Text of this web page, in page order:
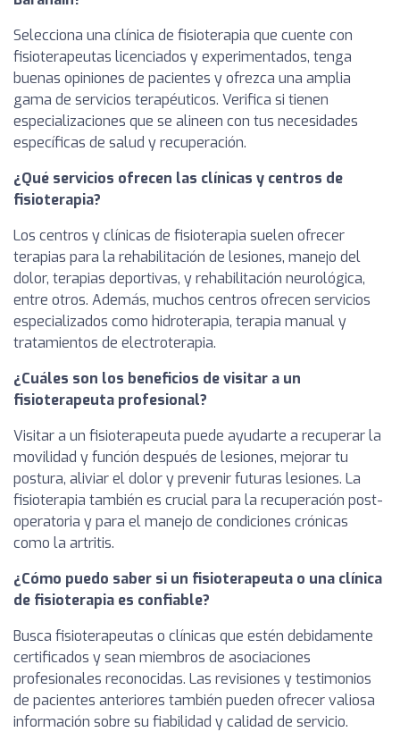
Selecciona una clínica de fisioterapia que cuente con
fisioterapeutas licenciados y experimentados, tenga
buenas opiniones de pacientes y ofrezca una amplia
gama de servicios terapéuticos. Verifica si tienen
especializaciones que se alineen con tus necesidades
específicas de salud y recuperación.
¿Qué servicios ofrecen las clínicas y centros de
fisioterapia?
Los centros y clínicas de fisioterapia suelen ofrecer
terapias para la rehabilitación de lesiones, manejo del
dolor, terapias deportivas, y rehabilitación neurológica,
entre otros. Además, muchos centros ofrecen servicios
especializados como hidroterapia, terapia manual y
tratamientos de electroterapia.
¿Cuáles son los beneficios de visitar a un
fisioterapeuta profesional?
Visitar a un fisioterapeuta puede ayudarte a recuperar la
movilidad y función después de lesiones, mejorar tu
postura, aliviar el dolor y prevenir futuras lesiones. La
fisioterapia también es crucial para la recuperación post-
operatoria y para el manejo de condiciones crónicas
como la artritis.
¿Cómo puedo saber si un fisioterapeuta o una clínica
de fisioterapia es confiable?
Busca fisioterapeutas o clínicas que estén debidamente
certificados y sean miembros de asociaciones
profesionales reconocidas. Las revisiones y testimonios
de pacientes anteriores también pueden ofrecer valiosa
información sobre su fiabilidad y calidad de servicio.